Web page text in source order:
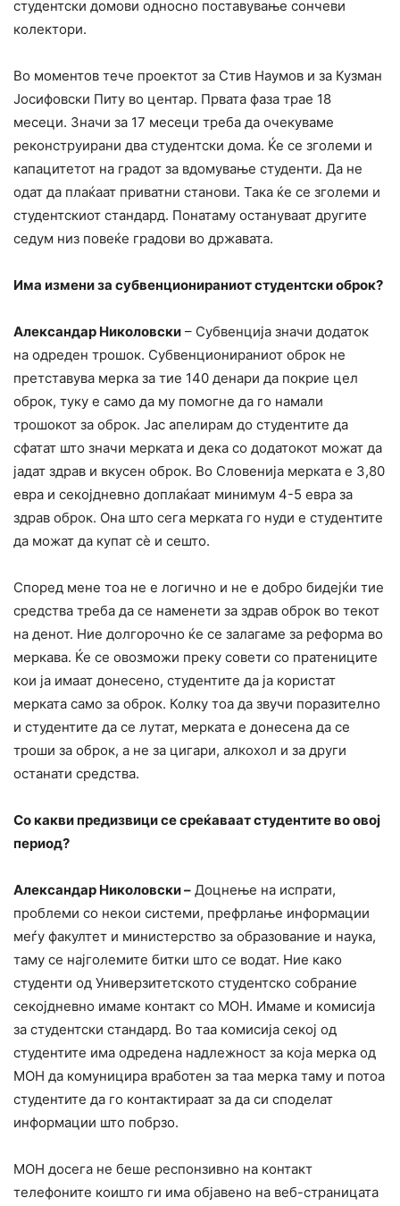
студентски домови односно поставување сончеви
колектори.
Во моментов тече проектот за Стив Наумов и за Кузман
Јосифовски Питу во центар. Првата фаза трае 18
месеци. Значи за 17 месеци треба да очекуваме
реконструирани два студентски дома. Ќе се зголеми и
капацитетот на градот за вдомување студенти. Да не
одат да плаќаат приватни станови. Така ќе се зголеми и
студентскиот стандард. Понатаму остануваат другите
седум низ повеќе градови во државата.
Има измени за субвенционираниот студентски оброк?
Александар Николовски – Субвенција значи додаток
на одреден трошок. Субвенционираниот оброк не
претставува мерка за тие 140 денари да покрие цел
оброк, туку е само да му помогне да го намали
трошокот за оброк. Јас апелирам до студентите да
сфатат што значи мерката и дека со додатокот можат да
јадат здрав и вкусен оброк. Во Словенија мерката е 3,80
евра и секојдневно доплаќаат минимум 4-5 евра за
здрав оброк. Она што сега мерката го нуди е студентите
да можат да купат сè и сешто.
Според мене тоа не е логично и не е добро бидејќи тие
средства треба да се наменети за здрав оброк во текот
на денот. Ние долгорочно ќе се залагаме за реформа во
меркава. Ќе се овозможи преку совети со пратениците
кои ја имаат донесено, студентите да ја користат
мерката само за оброк. Колку тоа да звучи поразително
и студентите да се лутат, мерката е донесена да се
троши за оброк, а не за цигари, алкохол и за други
останати средства.
Со какви предизвици се среќаваат студентите во овој
период?
Александар Николовски – Доцнење на испрати,
проблеми со некои системи, префрлање информации
меѓу факултет и министерство за образование и наука,
таму се најголемите битки што се водат. Ние како
студенти од Универзитетското студентско собрание
секојдневно имаме контакт со МОН. Имаме и комисија
за студентски стандард. Во таа комисија секој од
студентите има одредена надлежност за која мерка од
МОН да комуницира вработен за таа мерка таму и потоа
студентите да го контактираат за да си споделат
информации што побрзо.
МОН досега не беше респонзивно на контакт
телефоните коишто ги има објавено на веб-страницата